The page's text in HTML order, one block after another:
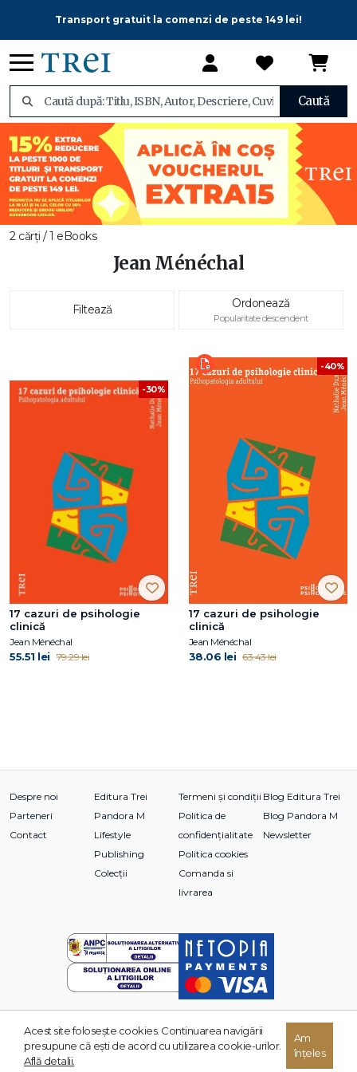
Transport gratuit la comenzi de peste 149 lei!
Caută
2 cărți / 1 eBooks
Jean Ménéchal
Filtează Ordonează
Popularitate descendent
-30%
17 cazuri de psihologie
clinică
Jean Ménéchal
55.51 lei 79.29 lei
-40%
17 cazuri de psihologie
clinică
Jean Ménéchal
38.06 lei 63.43 lei
Despre noi
Parteneri
Contact
Editura Trei
Pandora M
Lifestyle
Publishing
Colecții
Termeni și condiții
Politica de
confidențialitate
Politica cookies
Comanda si
livrarea
Blog Editura Trei
Blog Pandora M
Newsletter
© 2026 Grupul Editorial TREI. Toate drepturile rezervate.
Acest site foloseşte cookies. Continuarea navigării
presupune că eşti de acord cu utilizarea cookie-urilor.
Află detalii.
Am
înțeles